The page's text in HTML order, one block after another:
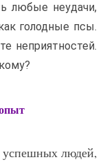
любые неудачи,
голодные псы.
неприятностей.
успешных людей,